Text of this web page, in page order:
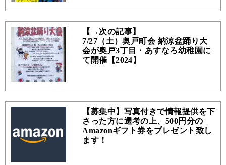
【→次の記事】
7/27（土）奥戸町会 納涼盆踊り大
会が奥戸3丁目・あすなろ幼稚園に
て開催【2024】
【募集中】写真付きで情報提供を下
さった方に選考の上、500円分の
Amazonギフト券をプレゼント致し
ます！